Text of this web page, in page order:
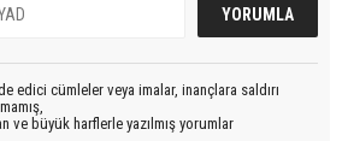
edici cümleler veya imalar, inançlara saldırı
ve büyük harflerle yazılmış yorumlar